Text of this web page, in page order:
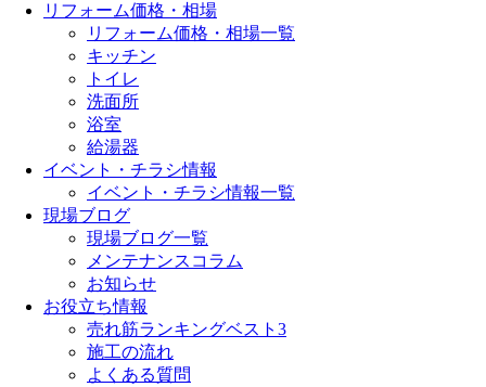
リフォーム価格・相場
リフォーム価格・相場一覧
キッチン
トイレ
洗面所
浴室
給湯器
イベント・チラシ情報
イベント・チラシ情報一覧
現場ブログ
現場ブログ一覧
メンテナンスコラム
お知らせ
お役立ち情報
売れ筋ランキングベスト3
施工の流れ
よくある質問